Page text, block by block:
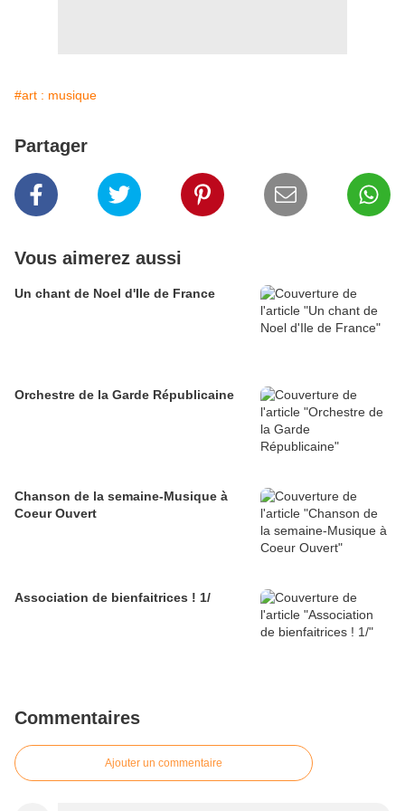
#art : musique
Partager
Vous aimerez aussi
Un chant de Noel d'Ile de France
Orchestre de la Garde Républicaine
Chanson de la semaine-Musique à
Coeur Ouvert
Association de bienfaitrices ! 1/
Commentaires
Ajouter un commentaire